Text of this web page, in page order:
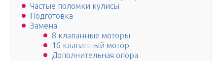
Частые поломки кулисы
Подготовка
Замена
8 клапанные моторы
16 клапанный мотор
Дополнительная опора